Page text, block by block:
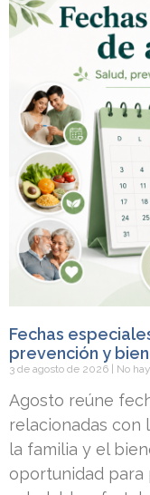
Fechas
prevención y
3 de agosto de 2026 No
Agosto reúne
relacionadas con
la familia y el
oportunidad